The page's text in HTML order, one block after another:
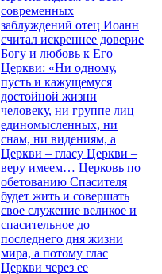
современных
заблуждений отец Иоанн
считал искреннее доверие
Богу и любовь к Его
Церкви: «Ни одному,
пусть и кажущемуся
достойной жизни
человеку, ни группе лиц
единомысленных, ни
снам, ни видениям, а
Церкви – гласу Церкви –
веру имеем… Церковь по
обетованию Спасителя
будет жить и совершать
свое служение великое и
спасительное до
последнего дня жизни
мира, а потому глас
Церкви через ее